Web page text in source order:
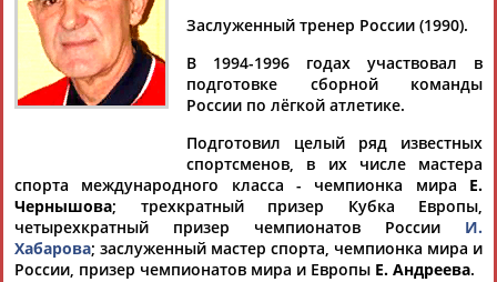
Аслаудин
АБАЕВ
Елена
АБАИМОВА
Мария
АБАКУМОВА
Юлия
АБАЛАКИНА
Дмитрий
АБАРЕНОВ
Тамилла
АБАСОВА
Рамазан
АБАЧАРАЕВ
Ростом
АБАШИДЗЕ
Заслуженный тренер России (1990).
В 1994-1996 годах участвовал в
подготовке сборной команды
России по лёгкой атлетике.
Подготовил целый ряд известных
спортсменов, в их числе мастера
спорта международного класса - чемпионка мира Е.
Чернышова; трехкратный призер Кубка Европы,
четырехкратный призер чемпионатов России И.
Хабарова; заслуженный мастер спорта, чемпионка мира и
России, призер чемпионатов мира и Европы Е. Андреева.